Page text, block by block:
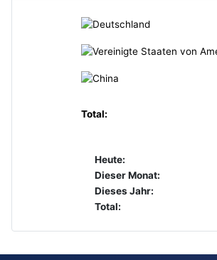
Total:
Heute:
Dieser Monat:
Dieses Jahr:
Total: